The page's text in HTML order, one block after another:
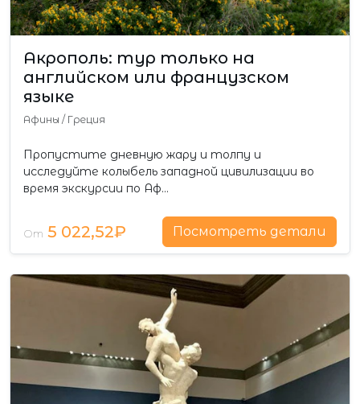
Акрополь: тур только на
английском или французском
языке
Афины / Греция
Пропустите дневную жару и толпу и
исследуйте колыбель западной цивилизации во
время экскурсии по Аф…
От 5 022,52₽ Посмотреть детали